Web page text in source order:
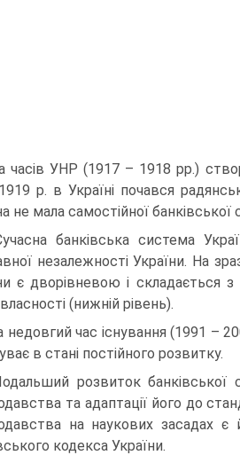
часів УНР (1917 – 1918 рр.)
р. в Україні почався
не мала самостійної банківської
банківська система
незалежності України. На
є дворівневою і складається з
(нижній рівень).
недовгий час існування (1991 –
в стані постійного розвитку.
розвиток банківської
та адаптації його до
на наукових засадах є
кодекса України.